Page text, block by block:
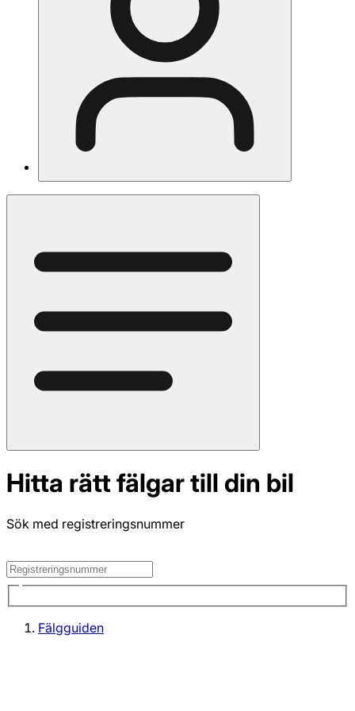
Hitta rätt fälgar till din bil
Sök med registreringsnummer
Fälgguiden